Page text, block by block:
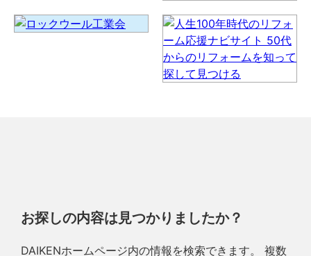
お探しの内容は見つかりましたか？
DAIKENホームページ内の情報を検索できます。 複数